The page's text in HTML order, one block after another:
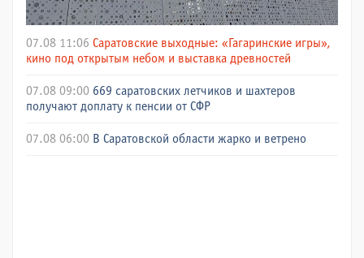
07.08 11:06 Саратовские выходные: «Гагаринские игры»,
кино под открытым небом и выставка древностей
07.08 09:00 669 саратовских летчиков и шахтеров
получают доплату к пенсии от СФР
07.08 06:00 В Саратовской области жарко и ветрено